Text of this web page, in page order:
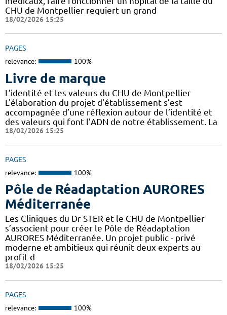
CHU de Montpellier requiert un grand
18/02/2026 15:25
PAGES
relevance: 100%
Livre de marque
L’identité et les valeurs du CHU de Montpellier
L'élaboration du projet d'établissement s’est
accompagnée d’une réflexion autour de l’identité et
des valeurs qui font l’ADN de notre établissement. La
18/02/2026 15:25
PAGES
relevance: 100%
Pôle de Réadaptation AURORES
Méditerranée
Les Cliniques du Dr STER et le CHU de Montpellier
s’associent pour créer le Pôle de Réadaptation
AURORES Méditerranée. Un projet public - privé
moderne et ambitieux qui réunit deux experts au
profit d
18/02/2026 15:25
PAGES
relevance: 100%